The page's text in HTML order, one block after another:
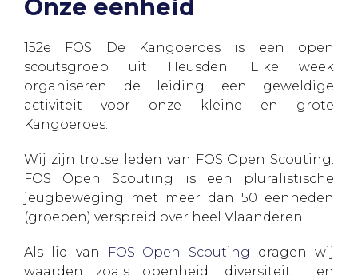
Onze eenheid
152e FOS De Kangoeroes is een open
scoutsgroep uit Heusden. Elke week
organiseren de leiding een geweldige
activiteit voor onze kleine en grote
Kangoeroes.
Wij zijn trotse leden van FOS Open Scouting.
FOS Open Scouting is een pluralistische
jeugbeweging met meer dan 50 eenheden
(groepen) verspreid over heel Vlaanderen.
Als lid van FOS Open Scouting
dragen wij
waarden zoals openheid, diversiteit en